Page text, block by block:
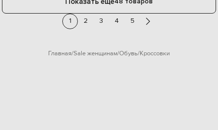
1 2 3 4 5
Главная Sale женщинам Обувь Кроссовки